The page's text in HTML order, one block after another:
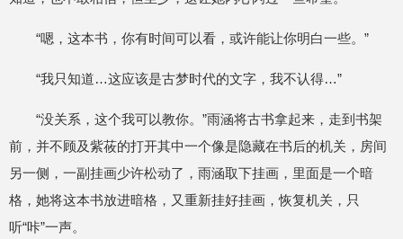
“嗯，这本书，你有时间可以看，或许能让你明白一些。”
“我只知道…这应该是古梦时代的文字，我不认得…”
“没关系，这个我可以教你。”雨涵将古书拿起来，走到书架
前，并不顾及紫莜的打开其中一个像是隐藏在书后的机关，房间
另一侧，一副挂画少许松动了，雨涵取下挂画，里面是一个暗
格，她将这本书放进暗格，又重新挂好挂画，恢复机关，只
听“咔”一声。